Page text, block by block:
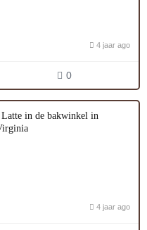
4 jaar ago
0
in de bakwinkel in
4 jaar ago